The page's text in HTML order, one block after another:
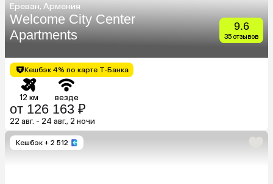
Ереван, Армения
Welcome City Center
Apartments
9.6
35 отзывов
Кешбэк 4% по карте Т-Банка
12 км везде
от 126 163 ₽
22 авг. - 24 авг., 2 ночи
Кешбэк + 2 512